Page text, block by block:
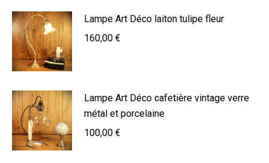
Lampe Art Déco laiton tulipe fleur
160,00 €
Lampe Art Déco cafetière vintage verre
métal et porcelaine
100,00 €